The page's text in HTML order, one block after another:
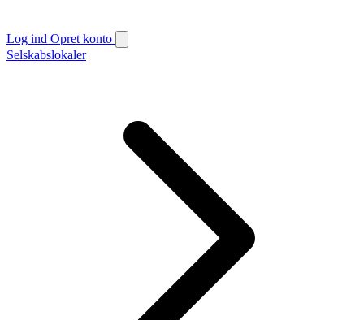
Log ind Opret konto
Selskabslokaler